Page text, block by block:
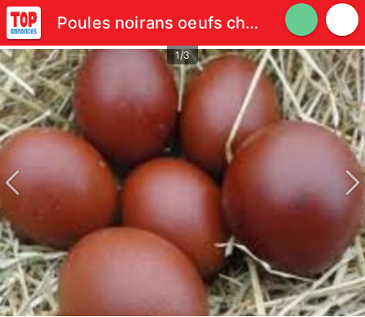
Poules noirans oeufs chocolat
1/3